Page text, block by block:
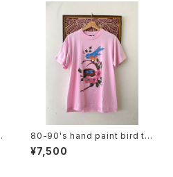
80-90's hand paint bird te
e
¥7,500